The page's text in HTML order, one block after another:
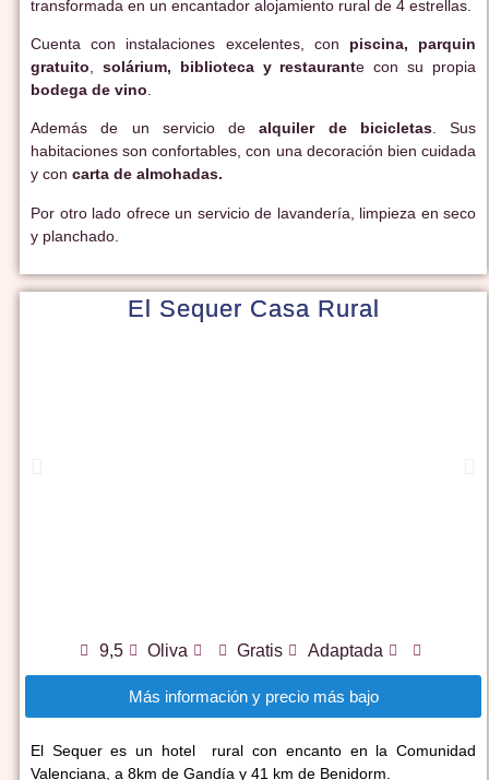
transformada en un encantador alojamiento rural de 4 estrellas.
Cuenta con instalaciones excelentes, con piscina,
parquin
gratuito
solárium, biblioteca y restaurante con su propia
bodega de vino
Además de un servicio dealquiler de bicicletas. Sus
habitaciones son confortables, con una decoración bien cuidada
y con carta de almohadas.
Por otro lado ofrece un servicio de lavandería, limpieza en seco
y planchado.
El Sequer Casa Rural
9,5 Oliva Gratis Adaptada
Más información y precio más bajo
El Sequer es un hotel rural con encanto en la Comunidad
Valenciana, a 8km de Gandía y 41 km de Benidorm.